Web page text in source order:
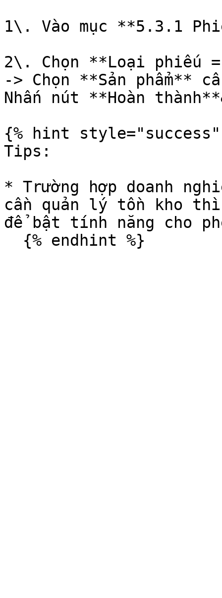
1\. Vào mục **5.3.1
2\. Chọn **Loại phiếu
-> Chọn **Sản phẩm**
Nhấn nút **Hoàn
{% hint style="success"
Tips:
* Trường hợp doanh
cần quản lý tồn kho thì
để bật tính năng cho